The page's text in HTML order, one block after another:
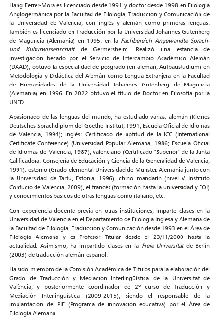
Hang Ferrer-Mora es licenciado desde 1991 y doctor desde 1998 en Filología
Anglogermánica por la Facultad de Filología, Traducción y Comunicación de
la Universidad de Valencia, con inglés y alemán como primeras lenguas.
También es licenciado en Traducción por la Universidad Johannes Gutenberg
de Maguncia (Alemania) en 1995, en la Fachbereich Angewandte Sprach-
und Kulturwissenschaftde Germersheim. Realizó una estancia de
investigación becado por el Servicio de Intercambio Académico Alemán
(DAAD), obtuvo la especialidad de posgrado (en alemán, Aufbaustudium) en
Metodología y Didáctica del Alemán como Lengua Extranjera en la Facultad
de Humanidades de la Universidad Johannes Gutenberg de Maguncia
(Alemania) en 1996. En 2022 obtuvo el título de Doctor en Filosofía por la
UNED.
Apasionado de las lenguas del mundo, ha estudiado varias: alemán (Kleines
Deutsches Sprachdiplom del Goethe Institut, 1991; Escuela Oficial de Idiomas
de Valencia, 1994); inglés: Certificado de aptitud de la ICC (International
Certificate Conference) (Universidad Popular Alemana, 1986; Escuela Oficial
de Idiomas de Valencia, 1987); valenciano (Certificado "Superior" de la Junta
Calificadora. Consejería de Educación y Ciencia de la Generalidad de Valencia,
1991); estonio (Grado elemental Universidad de Münster, Alemania junto con
la Universidad de Tartu, Estonia, 1996), chino mandarín (nivel V Instituto
Confucio de Valencia, 2009), el francés (formación hasta la universidad y EOI)
y conocimientos básicos de otras lenguas como italiano, etc.
Con experiencia docente previa en otras instituciones, imparte clases en la
Universidad de Valencia en el Departamento de Filología Inglesa y Alemana de
la Facultad de Filología, Traducción y Comunicación desde 1993 en el Área de
Filología Alemana y es Profesor Titular desde el 23/11/2000 hasta la
actualidad. Asimismo, ha impartido clases en la Freie Universitätde Berlín
(2003) de traducción alemán-español.
Ha sido miembro de la Comisión Académica de Títulos para la elaboración del
Grado de Traducción y Mediación Interlingüística de la Universitat de
València, y posteriormente coordinador de 2º curso de Traducción y
Mediación Interlingüística (2009-2015), siendo el responsable de la
implantación del PIE (Programa de innovación educativa) por el Área de
Filología Alemana.